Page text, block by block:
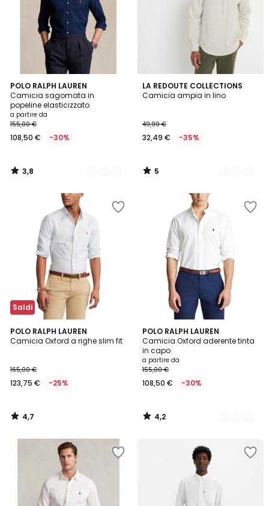
POLO RALPH LAUREN
Camicia sagomata in
popeline elasticizzato
a partire da
155,00 €
108,50 € -30%
3,8
/ 5
4
Colori
3,8
/
LA REDOUTE COLLECTIONS
Camicia ampia in lino
49,99 €
32,49 € -35%
5
/
3
Colori
5
/
Saldi
POLO RALPH LAUREN
Camicia Oxford a righe slim fit
165,00 €
123,75 € -25%
4,7
/ 5
4,7
/
POLO RALPH LAUREN
Camicia Oxford aderente tinta
in capo
a partire da
155,00 €
108,50 € -30%
4,2
/ 5
3
Colori
4,2
/